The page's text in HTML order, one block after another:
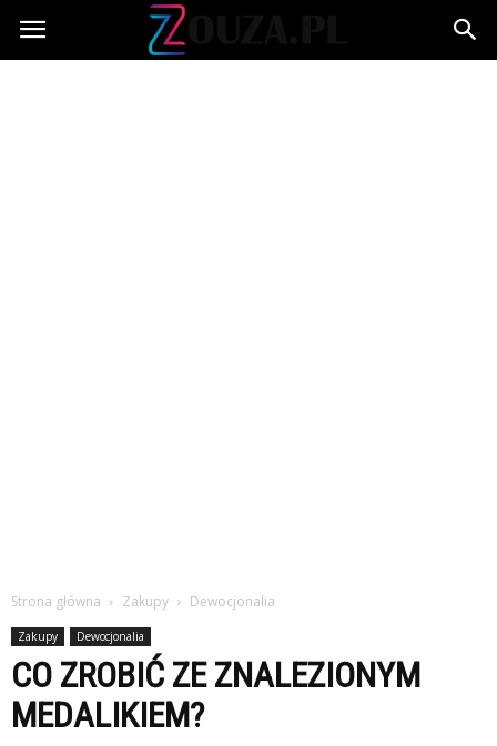
Zouza.pl
Strona główna Zakupy Dewocjonalia
Zakupy Dewocjonalia
CO ZROBIĆ ZE ZNALEZIONYM
MEDALIKIEM?